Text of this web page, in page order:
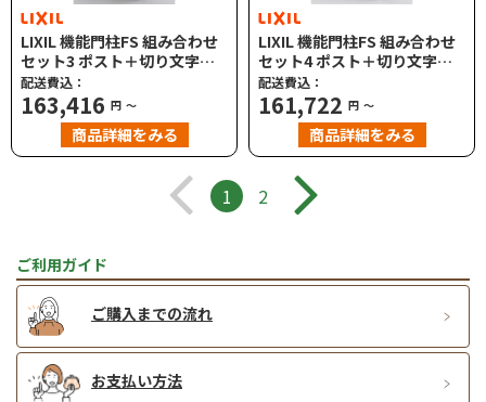
LIXIL 機能門柱FS 組み合わせ
セット3 ポスト＋切り文字サ
イン インターホン子機別途
配送費込：
163,416 円 ～
商品詳細をみる
LIXIL 機能門柱FS 組み合わせ
セット4 ポスト＋切り文字サ
イン インターホン子機別途
配送費込：
161,722 円 ～
商品詳細をみる
1 2
ご利用ガイド
ご購入までの流れ
お支払い方法